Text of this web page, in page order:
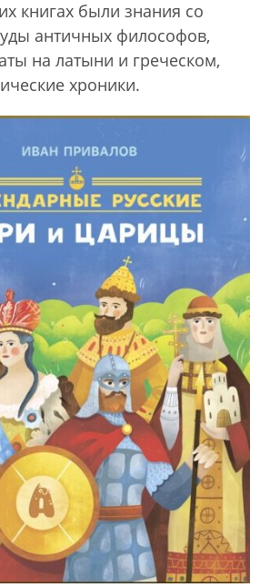
книгах были знания со
античных философов,
на латыни и греческом,
хроники.